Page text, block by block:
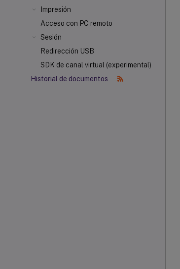
Impresión
Acceso con PC remoto
Sesión
Redirección USB
SDK de canal virtual (experimental)
Historial de documentos